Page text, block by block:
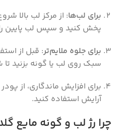
برای لب‌ها: از مرکز لب بالا
پخش کنید و سپس لب پایین
برای جلوه ملایم‌تر: قبل از
سبک روی لب یا گونه بزنید
برای افزایش ماندگاری، از
آرایش استفاده کنید.
چرا رژ لب و گونه مایع